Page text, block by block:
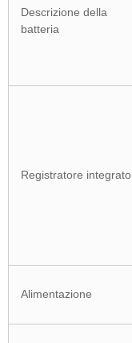
Descrizione della
batteria
Registratore integrato
Alimentazione